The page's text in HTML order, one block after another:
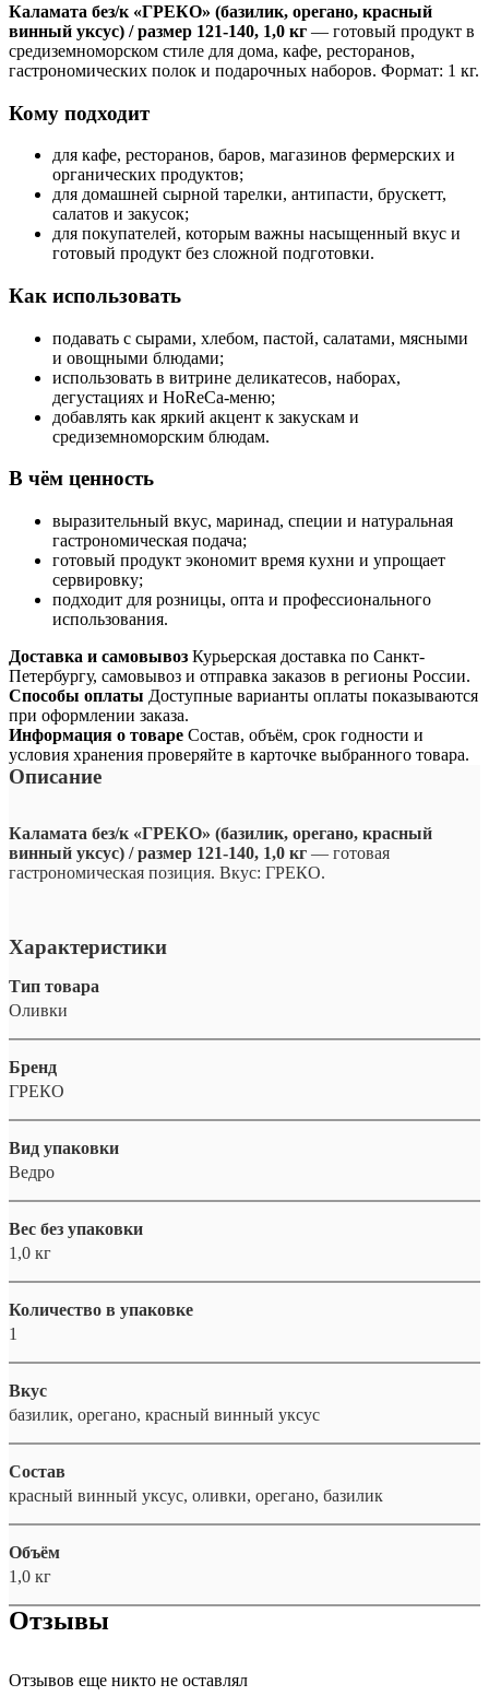
Каламата без/к «ГРЕКО» (базилик, орегано, красный
винный уксус) / размер 121-140, 1,0 кг — готовый продукт в
средиземноморском стиле для дома, кафе, ресторанов,
гастрономических полок и подарочных наборов. Формат: 1 кг.
Кому подходит
для кафе, ресторанов, баров, магазинов фермерских и
органических продуктов;
для домашней сырной тарелки, антипасти, брускетт,
салатов и закусок;
для покупателей, которым важны насыщенный вкус и
готовый продукт без сложной подготовки.
Как использовать
подавать с сырами, хлебом, пастой, салатами, мясными
и овощными блюдами;
использовать в витрине деликатесов, наборах,
дегустациях и HoReCa-меню;
добавлять как яркий акцент к закускам и
средиземноморским блюдам.
В чём ценность
выразительный вкус, маринад, специи и натуральная
гастрономическая подача;
готовый продукт экономит время кухни и упрощает
сервировку;
подходит для розницы, опта и профессионального
использования.
Доставка и самовывоз Курьерская доставка по Санкт-
Петербургу, самовывоз и отправка заказов в регионы России.
Способы оплаты Доступные варианты оплаты показываются
при оформлении заказа.
Информация о товаре Состав, объём, срок годности и
условия хранения проверяйте в карточке выбранного товара.
Описание
Каламата без/к «ГРЕКО» (базилик, орегано, красный
винный уксус) / размер 121-140, 1,0 кг — готовая
гастрономическая позиция. Вкус: ГРЕКО.
Характеристики
Тип товара
Оливки
Бренд
ГРЕКО
Вид упаковки
Ведро
Вес без упаковки
1,0 кг
Количество в упаковке
1
Вкус
базилик, орегано, красный винный уксус
Состав
красный винный уксус, оливки, орегано, базилик
Объём
1,0 кг
Отзывы
Отзывов еще никто не оставлял